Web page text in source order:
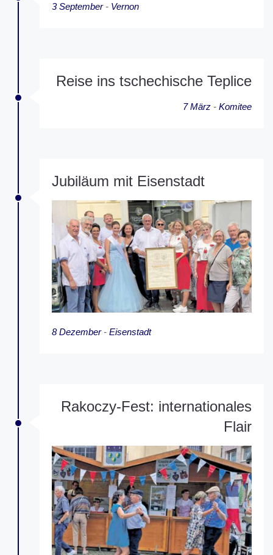
3 September- Vernon
Reise ins tschechische Teplice
7 März - Komitee
Jubiläum mit Eisenstadt
8 Dezember- Eisenstadt
Rakoczy-Fest: internationales
Flair